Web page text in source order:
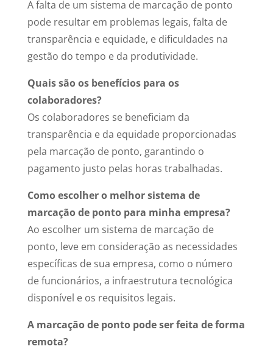
A falta de um sistema de marcação de ponto
pode resultar em problemas legais, falta de
transparência e equidade, e dificuldades na
gestão do tempo e da produtividade.
Quais são os benefícios para os
colaboradores?
Os colaboradores se beneficiam da
transparência e da equidade proporcionadas
pela marcação de ponto, garantindo o
pagamento justo pelas horas trabalhadas.
Como escolher o melhor sistema de
marcação de ponto para minha empresa?
Ao escolher um sistema de marcação de
ponto, leve em consideração as necessidades
específicas de sua empresa, como o número
de funcionários, a infraestrutura tecnológica
disponível e os requisitos legais.
A marcação de ponto pode ser feita de forma
remota?